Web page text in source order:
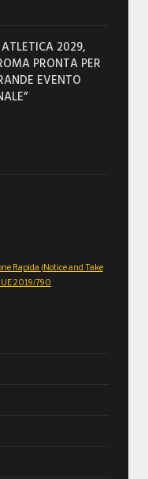
2029,
PRONTA PER
EVENTO
Rapida (Notice and Take
2019/790